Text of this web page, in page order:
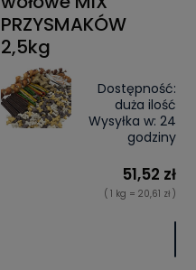
PRZYSMAKÓW
2,5kg
Dostępność:
duża ilość
Wysyłka w: 24
godziny
51,52 zł
( 1 kg = 20,61 zł )